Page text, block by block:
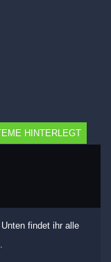
HINTERLEGT
findet ihr alle
.